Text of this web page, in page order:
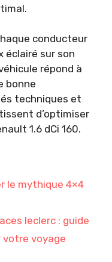
conducteur
éclairé sur son
répond à
bonne
techniques et
d’optimiser
1.6 dCi 160.
le mythique 4×4
leclerc : guide
votre voyage